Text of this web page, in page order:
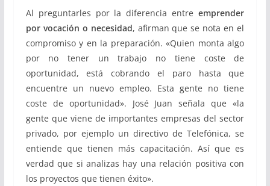
Al preguntarles por la diferencia entreemprender
por vocación o necesidad, afirman que se nota en el
compromiso y en la preparación. «Quien monta algo
por no tener un trabajo no tiene coste de
oportunidad, está cobrando el paro hasta que
encuentre un nuevo empleo. Esta gente no tiene
coste de oportunidad». José Juan señala que «la
gente que viene de importantes empresas del sector
privado, por ejemplo un directivo de Telefónica, se
entiende que tienen más capacitación. Así que es
verdad que si analizas hay una relación positiva con
los proyectos que tienen éxito».